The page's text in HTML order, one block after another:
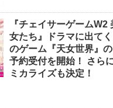
『チェイサーゲームW2
女たち』ドラマに出て
のゲーム『天女世界』
予約受付を開始！ さら
ミカライズも決定！